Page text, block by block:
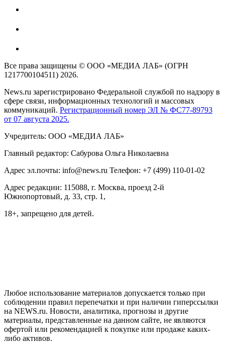
Все права защищены © ООО «МЕДИА ЛАБ» (ОГРН
1217700104511) 2026.
News.ru зарегистрировано Федеральной службой по надзору в
сфере связи, информационных технологий и массовых
коммуникаций. Регистрационный номер ЭЛ № ФС77-89793
от 07 августа 2025.
Учредитель: ООО «МЕДИА ЛАБ»
Главный редактор: Сабурова Ольга Николаевна
Адрес эл.почты: info@news.ru Телефон: +7 (499) 110-01-02
Адрес редакции: 115088, г. Москва, проезд 2-й
Южнопортовый, д. 33, стр. 1,
18+, запрещено для детей.
Любое использование материалов допускается только при
соблюдении правил перепечатки и при наличии гиперссылки
на NEWS.ru. Новости, аналитика, прогнозы и другие
материалы, представленные на данном сайте, не являются
офертой или рекомендацией к покупке или продаже каких-
либо активов.